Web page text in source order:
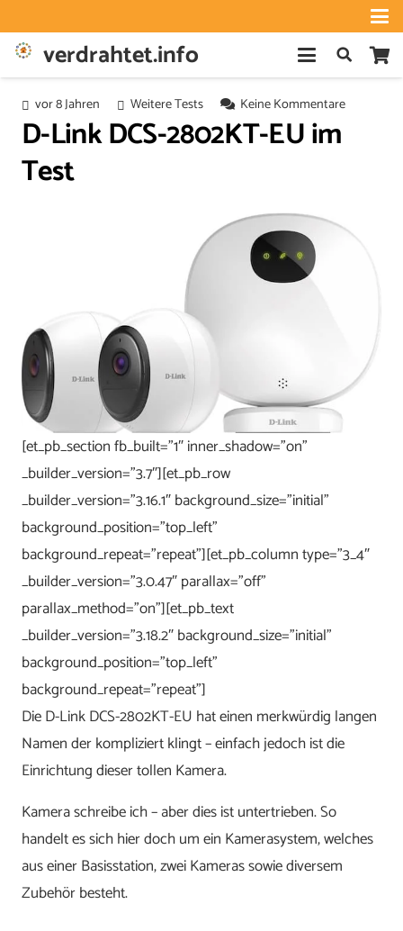
verdrahtet.info
vor 8 Jahren Weitere Tests Keine Kommentare
D-Link DCS-2802KT-EU im
Test
[et_pb_section fb_built=”1″ inner_shadow=”on”
_builder_version=”3.7″][et_pb_row
_builder_version=”3.16.1″ background_size=”initial”
background_position=”top_left”
background_repeat=”repeat”][et_pb_column type=”3_4″
_builder_version=”3.0.47″ parallax=”off”
parallax_method=”on”][et_pb_text
_builder_version=”3.18.2″ background_size=”initial”
background_position=”top_left”
background_repeat=”repeat”]
Die D-Link DCS-2802KT-EU hat einen merkwürdig langen
Namen der kompliziert klingt – einfach jedoch ist die
Einrichtung dieser tollen Kamera.
Kamera schreibe ich – aber dies ist untertrieben. So
handelt es sich hier doch um ein Kamerasystem, welches
aus einer Basisstation, zwei Kameras sowie diversem
Zubehör besteht.